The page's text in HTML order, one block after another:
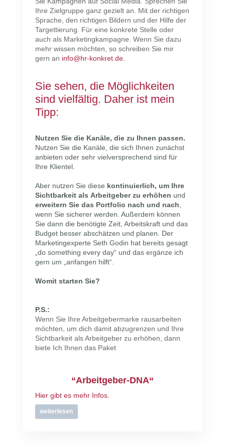
Ihre Zielgruppe ganz gezielt an. Mit der richtigen
Sprache, den richtigen Bildern und der Hilfe der
Targettierung. Für eine konkrete Stelle oder
auch als Marketingkampagne. Wenn Sie dazu
mehr wissen möchten, so schreiben Sie mir
gern an info@hr-konkret.de.
Sie sehen, die Möglichkeiten
sind vielfältig. Daher ist mein
Tipp:
Nutzen Sie die Kanäle, die zu Ihnen passen.
Nutzen Sie die Kanäle, die sich Ihnen zunächst
anbieten oder sehr vielversprechend sind für
Ihre Klientel.
Aber nutzen Sie diese kontinuierlich, um Ihre
Sichtbarkeit als Arbeitgeber zu erhöhen und
erweitern Sie das Portfolio nach und nach
wenn Sie sicherer werden. Außerdem können
Sie dann die benötigte Zeit, Arbeitskraft und das
Budget besser abschätzen und planen. Der
Marketingexperte Seth Godin hat bereits gesagt
„do something every day“ und das ergänze ich
gern um „anfangen hilft“.
Womit starten Sie?
P.S.:
Wenn Sie Ihre Arbeitgebermarke rausarbeiten
möchten, um dich damit abzugrenzen und Ihre
Sichtbarkeit als Arbeitgeber zu erhöhen, dann
biete Ich Ihnen das Paket
“Arbeitgeber-DNA“
Hier gibt es mehr Infos.
weiterlesen